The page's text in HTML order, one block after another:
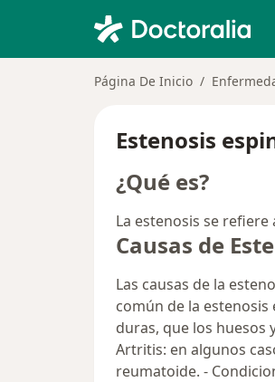
Página De Inicio
Estenosis
¿Qué es?
La estenosis se
Causas de
Las causas de la
común de la estenosis
duras, que los huesos
Artritis: en algunos
reumatoide. -